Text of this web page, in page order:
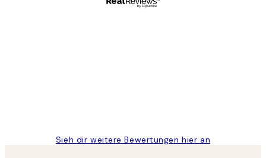
Sieh dir weitere Bewertungen hier an